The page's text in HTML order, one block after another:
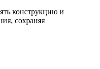
конструкцию и
сохраняя